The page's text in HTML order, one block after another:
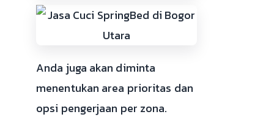
Anda juga akan diminta
menentukan area prioritas dan
opsi pengerjaan per zona.